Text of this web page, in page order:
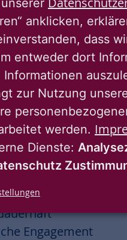
Leitziele in
die Schaffung von
Angebot die
Engagement
anklicken,
dass
entweder dort
zur Nutzung
werden.
Dienste: